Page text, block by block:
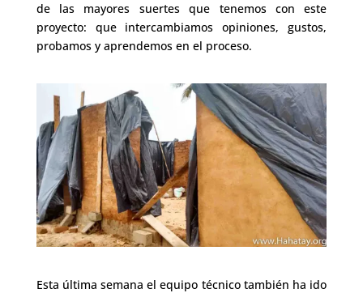
de las mayores suertes que tenemos con este
proyecto: que intercambiamos opiniones, gustos,
probamos y aprendemos en el proceso.
Esta última semana el equipo técnico también ha ido